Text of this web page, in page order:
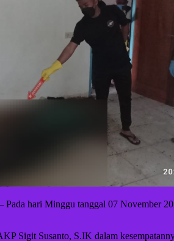
Pada hari Minggu tanggal 07 November
Sigit Susanto, S.IK dalam